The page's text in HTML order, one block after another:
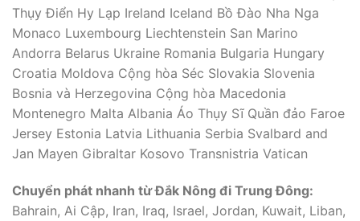
Thụy Điển Hy Lạp Ireland Iceland Bồ Đào Nha Nga
Monaco Luxembourg Liechtenstein San Marino
Andorra Belarus Ukraine Romania Bulgaria Hungary
Croatia Moldova Cộng hòa Séc Slovakia Slovenia
Bosnia và Herzegovina Cộng hòa Macedonia
Montenegro Malta Albania Áo Thụy Sĩ Quần đảo Faroe
Jersey Estonia Latvia Lithuania Serbia Svalbard and
Jan Mayen Gibraltar Kosovo Transnistria Vatican
Chuyển phát nhanh từ Đắk Nông đi Trung Đông:
Bahrain, Ai Cập, Iran, Iraq, Israel, Jordan, Kuwait, Liban,